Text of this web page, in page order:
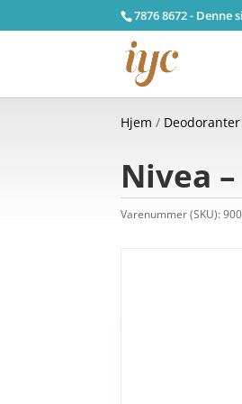
7876 8672 -
Hjem / Deodoranter
Nivea
Varenummer (SKU):